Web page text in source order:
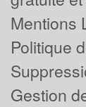
Mentions
Politique
Gestion